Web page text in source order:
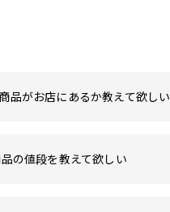
品がお店にあるか教えて欲しい
の値段を教えて欲しい